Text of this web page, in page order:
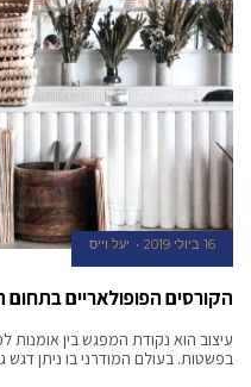
16 ביולי 2019 יעל וייס
הקורסים הפופולאריים בתחום
עיצוב הוא נקודת המפגש בין אומנות
בפשטות. בעולם המודרני בו ניתן דגש